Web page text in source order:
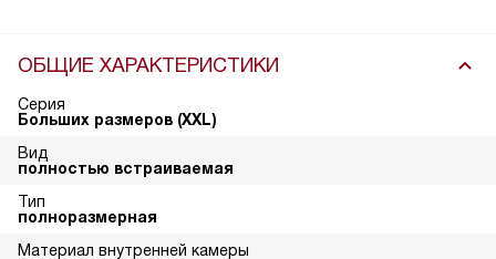
ОБЩИЕ ХАРАКТЕРИСТИКИ
Серия
Больших размеров (XXL)
Вид
полностью встраиваемая
Тип
полноразмерная
Материал внутренней камеры